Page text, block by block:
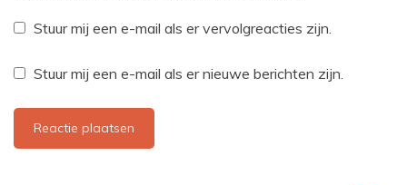
Stuur mij een e-mail als er vervolgreacties zijn.
Stuur mij een e-mail als er nieuwe berichten zijn.